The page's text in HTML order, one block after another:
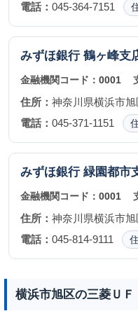
電話： 045-364-7151
みずほ銀行 鶴ヶ峰支
金融機関コード： 0001
住所： 神奈川県横浜市
電話： 045-371-1151
みずほ銀行 緑園都市
金融機関コード： 0001
住所： 神奈川県横浜市
電話： 045-814-9111
横浜市旭区の三菱Ｕ